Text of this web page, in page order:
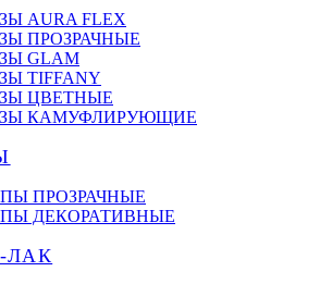
AURA FLEX
ПРОЗРАЧНЫЕ
GLAM
TIFFANY
ЦВЕТНЫЕ
КАМУФЛИРУЮЩИЕ
ПРОЗРАЧНЫЕ
ДЕКОРАТИВНЫЕ
ЛАК